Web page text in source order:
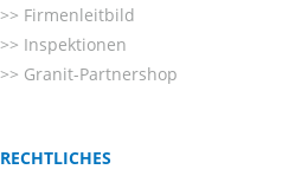
Firmenleitbild
Inspektionen
Granit-Partnershop
RECHTLICHES